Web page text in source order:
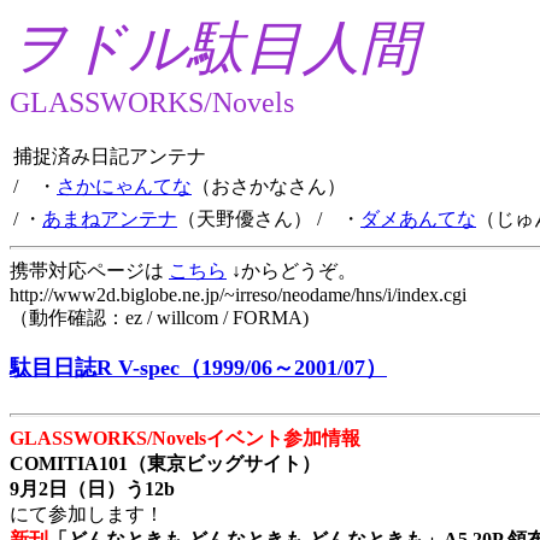
ヲドル駄目人間
GLASSWORKS/Novels
捕捉済み日記アンテナ
/ ・ さかにゃんてな （おさかなさん）
/ ・ あまねアンテナ （天野優さん） / ・ ダメあんてな （じ
携帯対応ページは こちら ↓からどうぞ。
http://www2d.biglobe.ne.jp/~irreso/neodame/hns/i/index.cgi
（動作確認：ez / willcom / FORMA)
駄目日誌R V-spec（1999/06～2001/07）
GLASSWORKS/Novelsイベント参加情報
COMITIA101（東京ビッグサイト）
9月2日（日）う12b
にて参加します！